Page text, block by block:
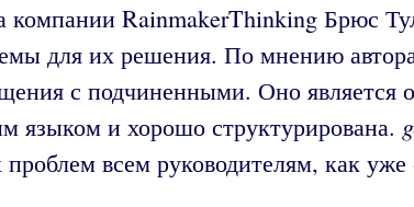
компании RainmakerThinking Брюс
для их решения. По мнению
с подчиненными. Оно
языком и хорошо структурирована.
всем руководителям, как